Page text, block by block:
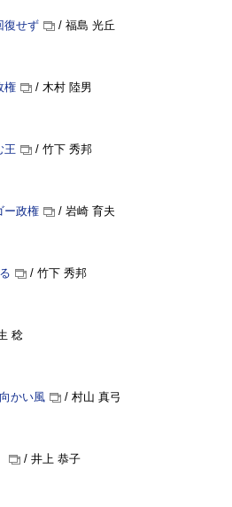
復せず
/ 福島 光丘
権
/ 木村 陸男
王
/ 竹下 秀邦
ー政権
/ 岩崎 育夫
/ 竹下 秀邦
稔
かい風
/ 村山 真弓
/ 井上 恭子